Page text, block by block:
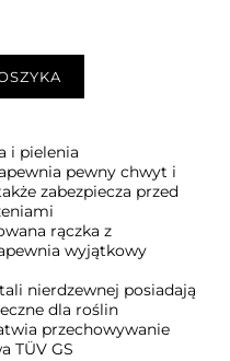
i pielenia
pewny chwyt i
zabezpiecza przed
rączka z
wyjątkowy
nierdzewnej posiadają
dla roślin
przechowywanie
TÜV GS